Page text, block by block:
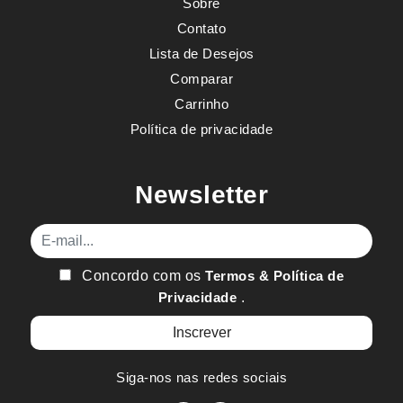
Sobre
Contato
Lista de Desejos
Comparar
Carrinho
Política de privacidade
Newsletter
E-mail
Concordo com osTermos & Política de
Privacidade .
Siga-nos nas redes sociais